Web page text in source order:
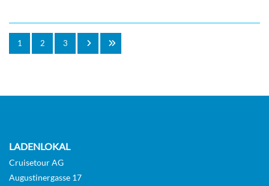
1 2 3
LADENLOKAL
Cruisetour AG
Augustinergasse 17